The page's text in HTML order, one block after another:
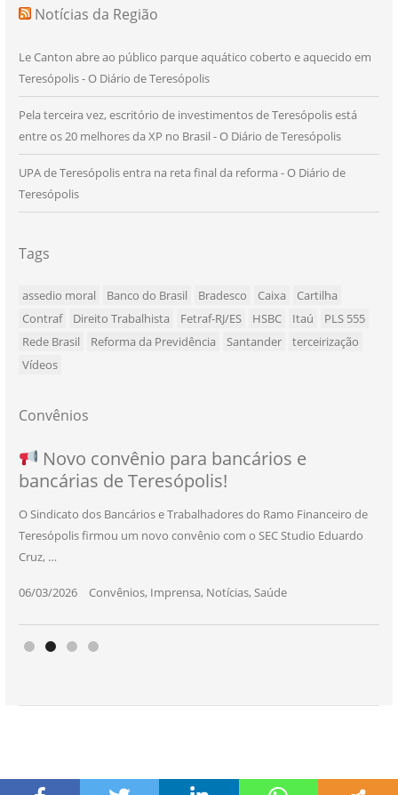
Notícias da Região
Le Canton abre ao público parque aquático coberto e aquecido em
Teresópolis - O Diário de Teresópolis
Pela terceira vez, escritório de investimentos de Teresópolis está
entre os 20 melhores da XP no Brasil - O Diário de Teresópolis
UPA de Teresópolis entra na reta final da reforma - O Diário de
Teresópolis
Tags
assedio moral Banco do Brasil Bradesco Caixa
Cartilha
Contraf
Direito Trabalhista Fetraf-RJ/ES HSBC Itaú
PLS 555
Rede Brasil
Reforma da Previdência Santander
terceirização
Vídeos
Convênios
SEU NOVO BENEFÍCIO CHEGOU
Novo convênio para bancários e
bancárias de Teresópolis!
O Sindicato dos Bancários e Trabalhadores do Ramo Financeiro de
Teresópolis firmou um novo convênio com o SEC Studio Eduardo
Cruz, …
06/03/2026| Convênios, Imprensa, Notícias, Saúde
NOVO CONVÊNIO PARA VOCÊ, BANCÁRIO
E BANCÁRIA!
25/11/2025| Convênios, Imprensa, Notícias, Saúde
Convênio com a Rede de Ensino Técnico e
Centro de Qualificação Técnica